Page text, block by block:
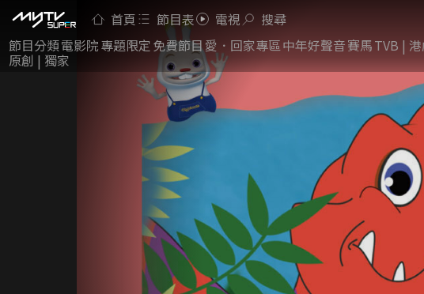
首頁 節目表 電視 搜尋
節目分類電影院專題限定 免費節目愛．回家專區中年好聲音賽馬TVB |
原創 | 獨家